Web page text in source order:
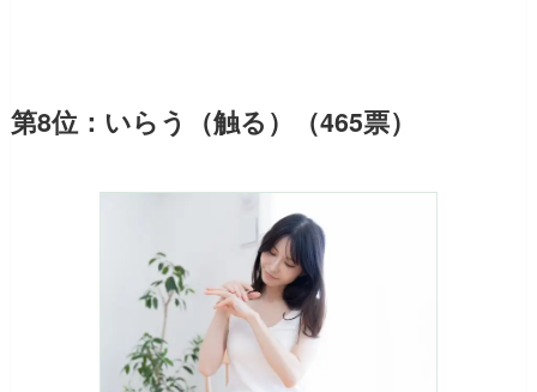
第8位：いらう（触る）（465票）